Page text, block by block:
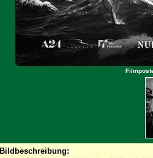
Bildbeschreibung: